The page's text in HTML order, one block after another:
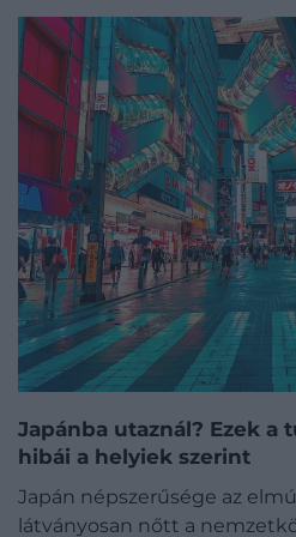
Japánba utaznál? Ezek a
hibái a helyiek szerint
Japán népszerűsége az
látványosan nőtt a